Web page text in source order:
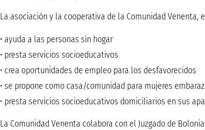
La asociación y la cooperativa de la Comunidad Venenta,
• ayuda a las personas sin hogar
• presta servicios socioeducativos
• crea oportunidades de empleo para los desfavorecidos
• se propone como casa/comunidad para mujeres
• presta servicios socioeducativos domiciliarios en sus
La Comunidad Venenta colabora con el Juzgado de